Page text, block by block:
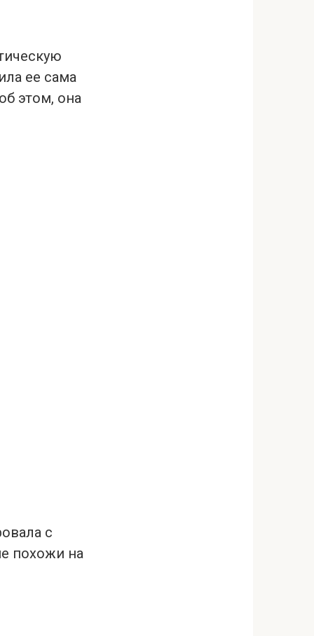
ее сама
этом, она
с
похожи на